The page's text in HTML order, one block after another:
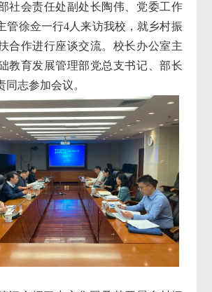
社会责任处副处长陶伟、党委工作
管徐佥一行4人来访我校，就乡村振
合作进行座谈交流。校长办公室主
教育发展管理部党总支书记、部长
同志参加会议。